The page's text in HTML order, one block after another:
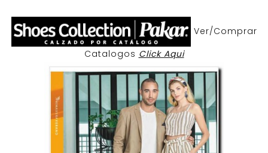
Ver/Comprar
Catalogos Click Aqui